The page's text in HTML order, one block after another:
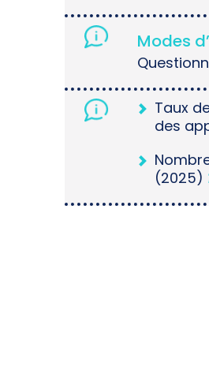
Modes
Taux
des
(2025)